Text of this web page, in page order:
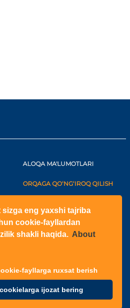
eng yaxshi tajriba
cookie-fayllardan
shakli haqida. About
fayllarga ruxsat berish
ijozat bering
ALOQA MA'LUMOTLARI
ORQAGA QO‘NG‘IROQ QILISH
+998(71)2052422
O‘zbekiston
ko‘chasi, N6-1003 qurilish